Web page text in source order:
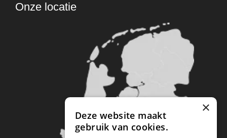
Onze locatie
×
Deze website maakt
gebruik van cookies.